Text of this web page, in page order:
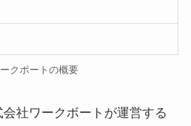
クポートの概要
社ワークボートが運営する